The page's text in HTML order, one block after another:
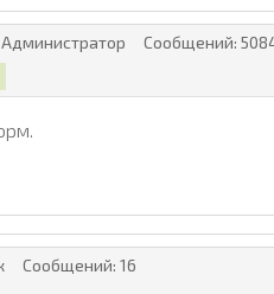
freemanager.ucoz.com/
Администратор Сообщений:
Сообщений: 16